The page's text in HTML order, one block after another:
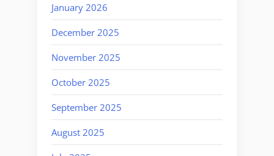
January 2026
December 2025
November 2025
October 2025
September 2025
August 2025